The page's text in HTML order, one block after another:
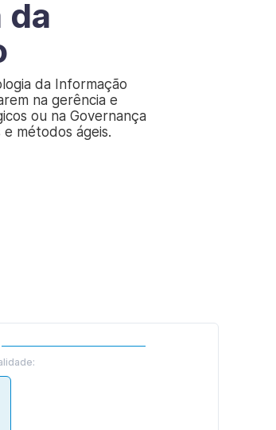
da
da Informação
na gerência e
ou na Governança
métodos ágeis.